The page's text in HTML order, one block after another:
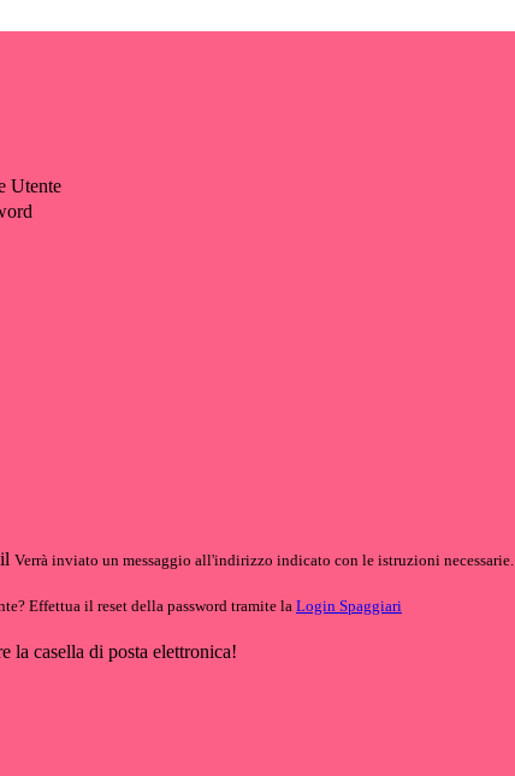
Utente
Verrà inviato un messaggio all'indirizzo indicato con le istruzioni necessarie.
Effettua il reset della password tramite la Login Spaggiari
la casella di posta elettronica!